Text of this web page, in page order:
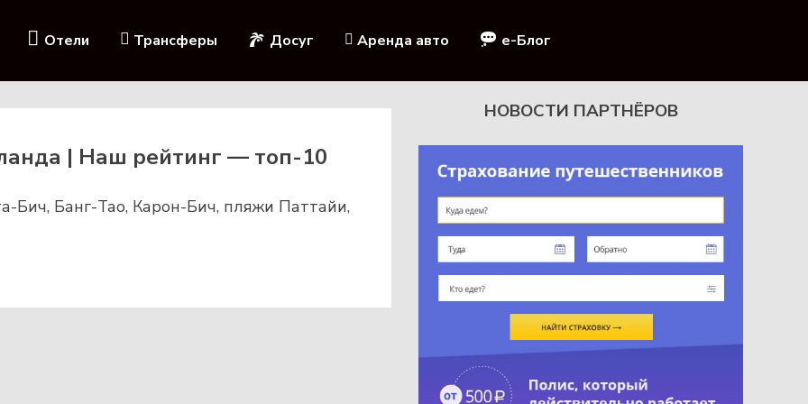
Отели Трансферы Досуг Аренда авто e-Блог
| Наш рейтинг — топ-10
Бич, Банг-Тао, Карон-Бич, пляжи Паттайи,
НОВОСТИ ПАРТНЁРОВ